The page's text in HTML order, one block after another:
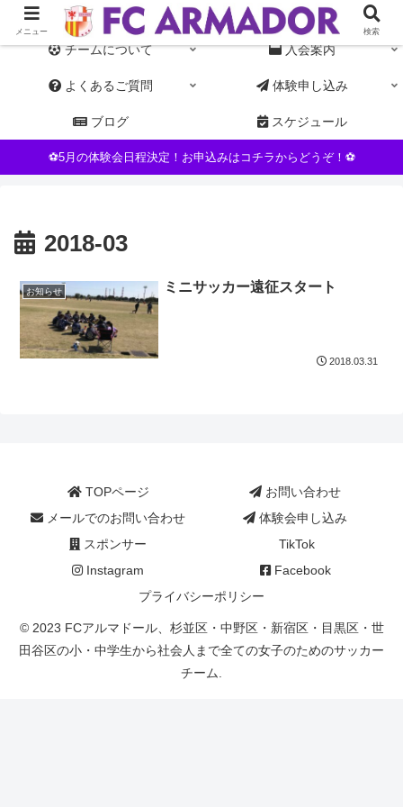
東京都杉並区NPO運営の女子サッカーチーム。初心者・未経験者歓迎
チームについて 入会案内
よくあるご質問 体験申し込み
ブログ スケジュール
⚽5月の体験会日程決定！お申込みはコチラからどうぞ！⚽
2018-03
お知らせ ミニサッカー遠征スタート
2018.03.31
TOPページ
お問い合わせ
メールでのお問い合わせ
体験会申し込み
スポンサー
TikTok
Instagram
Facebook
プライバシーポリシー
© 2023 FCアルマドール、杉並区・中野区・新宿区・目黒区・世
田谷区の小・中学生から社会人まで全ての女子のためのサッカー
チーム.
メニュー 検索